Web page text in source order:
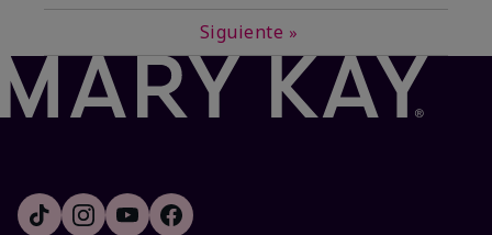
Siguiente »